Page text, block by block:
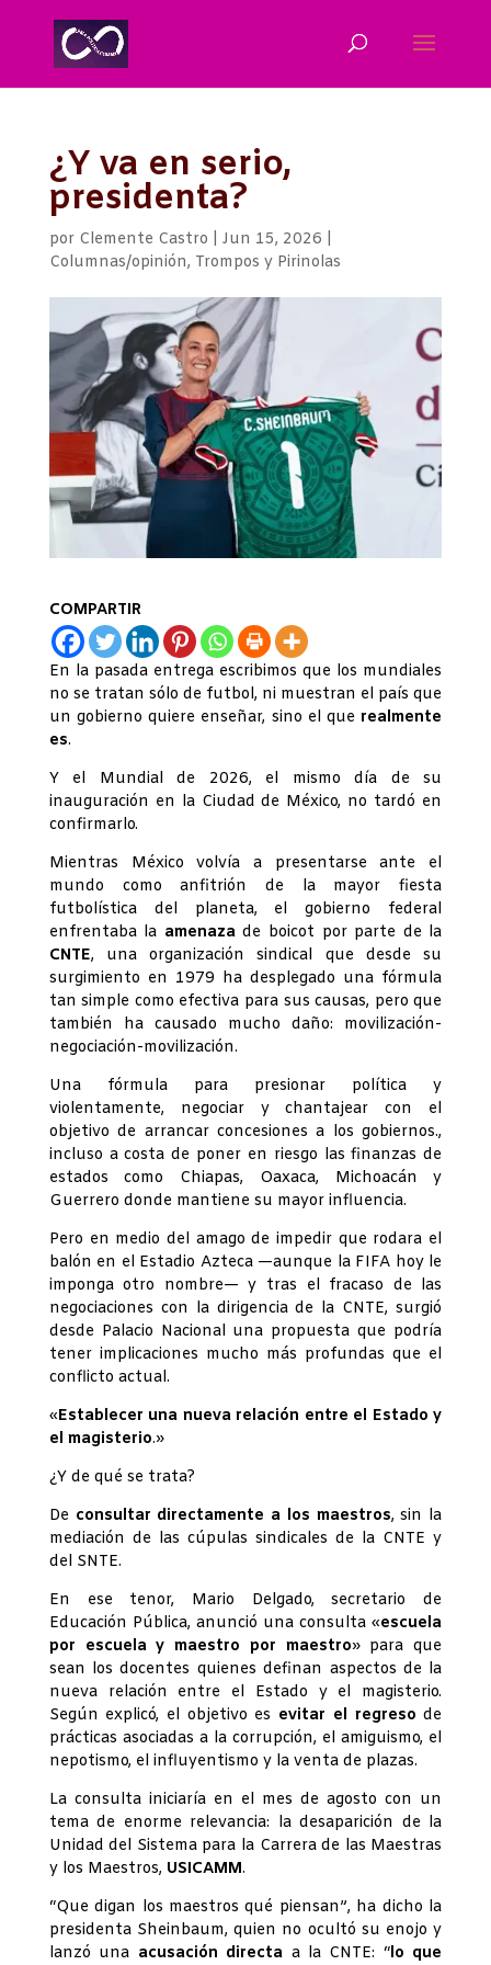
¿Y va en serio,
presidenta?
por Clemente Castro Jun 15, 2026
Columnas/opinión, Trompos y Pirinolas
COMPARTIR
En la pasada entrega escribimos que los mundiales
no se tratan sólo de futbol, ni muestran el país que
un gobierno quiere enseñar, sino el querealmente
es.
Y el Mundial de 2026, el mismo día de su
inauguración en la Ciudad de México, no tardó en
confirmarlo.
Mientras México volvía a presentarse ante el
mundo como anfitrión de la mayor fiesta
futbolística del planeta, el gobierno federal
enfrentaba la amenazade boicot por parte de la
CNTE, una organización sindical que desde su
surgimiento en 1979 ha desplegado una fórmula
tan simple como efectiva para sus causas, pero que
también ha causado mucho daño: movilización-
negociación-movilización.
Una fórmula para presionar política y
violentamente, negociar y chantajear con el
objetivo de arrancar concesiones a los gobiernos.,
incluso a costa de poner en riesgo las finanzas de
estados como Chiapas, Oaxaca, Michoacán y
Guerrero donde mantiene su mayor influencia.
Pero en medio del amago de impedir que rodara el
balón en el Estadio Azteca —aunque la FIFA hoy le
imponga otro nombre— y tras el fracaso de las
negociaciones con la dirigencia de la CNTE, surgió
desde Palacio Nacional una propuesta que podría
tener implicaciones mucho más profundas que el
conflicto actual.
«Establecer una nueva relación entre el Estado y
el magisterio.»
¿Y de qué se trata?
De consultar directamente a los maestros, sin la
mediación de las cúpulas sindicales de la CNTE y
del SNTE.
En ese tenor, Mario Delgado, secretario de
Educación Pública, anunció una consulta «escuela
por escuela y maestro por maestro» para que
sean los docentes quienes definan aspectos de la
nueva relación entre el Estado y el magisterio.
Según explicó, el objetivo es evitar el regreso de
prácticas asociadas a la corrupción, el amiguismo, el
nepotismo, el influyentismo y la venta de plazas.
La consulta iniciaría en el mes de agosto con un
tema de enorme relevancia: la desaparición de la
Unidad del Sistema para la Carrera de las Maestras
y los Maestros, USICAMM.
“Que digan los maestros qué piensan”, ha dicho la
presidenta Sheinbaum, quien no ocultó su enojo y
lanzó una acusación directa a la CNTE: “lo que